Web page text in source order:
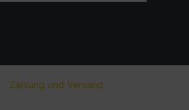
Zahlung und Versand